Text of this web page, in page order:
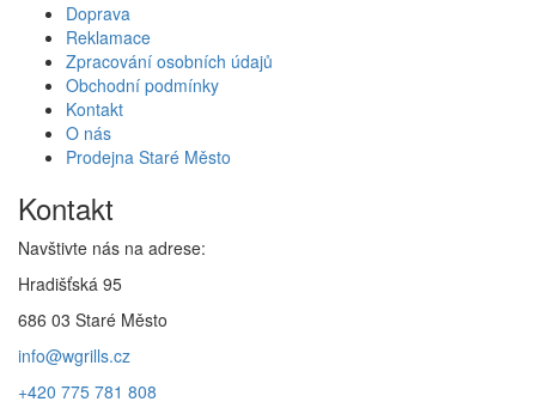
Doprava
Reklamace
Zpracování osobních údajů
Obchodní podmínky
Kontakt
O nás
Prodejna Staré Město
Kontakt
Navštivte nás na adrese:
Hradišťská 95
686 03 Staré Město
info@wgrills.cz
+420 775 781 808